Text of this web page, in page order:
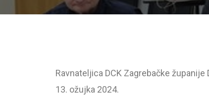
Ravnateljica DCK Zagrebačke
13. ožujka 2024.